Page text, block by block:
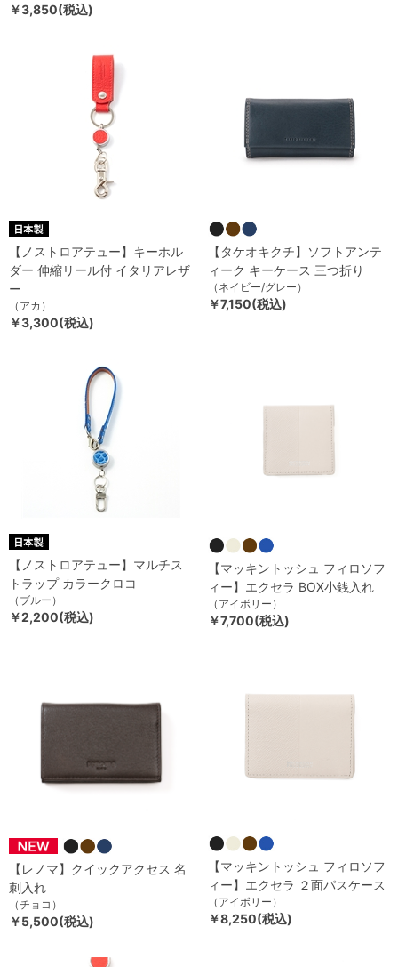
￥3,850(税込)
【ノストロアテュー】キーホル
ダー 伸縮リール付 イタリアレザ
ー
（アカ）
￥3,300(税込)
【タケオキクチ】ソフトアンテ
ィーク キーケース 三つ折り
（ネイビー/グレー）
￥7,150(税込)
【ノストロアテュー】マルチス
トラップ カラークロコ
（ブルー）
￥2,200(税込)
【マッキントッシュ フィロソフ
ィー】エクセラ BOX小銭入れ
（アイボリー）
￥7,700(税込)
【レノマ】クイックアクセス 名
刺入れ
（チョコ）
￥5,500(税込)
【マッキントッシュ フィロソフ
ィー】エクセラ ２面パスケース
（アイボリー）
￥8,250(税込)